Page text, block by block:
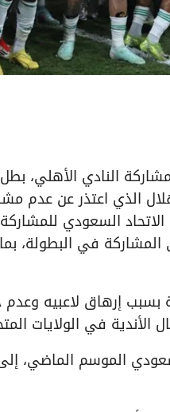
الذي اعتذر عن عدم
السعودي
المشاركة في البطولة،
بسبب إرهاق لاعبيه
في الولايات
الموسم الماضي، إلى